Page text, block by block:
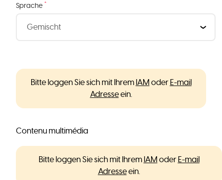
Sprache *
Bitte loggen Sie sich mit Ihrem IAM oder E-mail
Adresseein.
Contenu multimédia
Bitte loggen Sie sich mit Ihrem IAM oder E-mail
Adresseein.